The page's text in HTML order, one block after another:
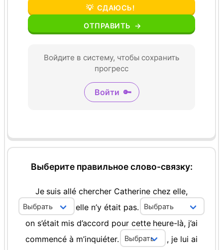
💡 СДАЮСЬ!
ОТПРАВИТЬ →
Войдите в систему, чтобы сохранить
прогресс
Войти 🔑
Выберите правильное слово-связку:
Je suis allé chercher Catherine chez elle,
elle n’y était pas.
on s’était mis d’accord pour cette heure-là, j’ai
commencé à m’inquiéter. , je lui ai